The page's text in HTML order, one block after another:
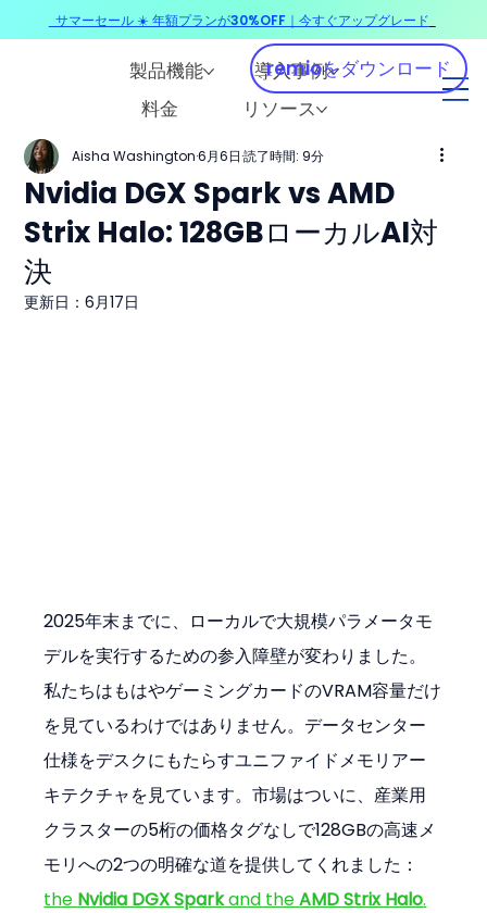
製品機能
導入事例
料金
リソース
remioをダウンロード
Nvidia DGX Spark vs AMD
Strix Halo: 128GBローカルAI対
決
Aisha Washington 6月6日 読了時間: 9分
更新日：6月17日
2025年末までに、ローカルで大規模パラメータモ
デルを実行するための参入障壁が変わりました。
私たちはもはやゲーミングカードのVRAM容量だけ
を見ているわけではありません。データセンター
仕様をデスクにもたらすユニファイドメモリアー
キテクチャを見ています。市場はついに、産業用
クラスターの5桁の価格タグなしで128GBの高速メ
モリへの2つの明確な道を提供してくれました：
the Nvidia DGX Spark and the AMD Strix Halo.
サマーセール ☀️ 年額プランが30%OFF｜今すぐアップグレード